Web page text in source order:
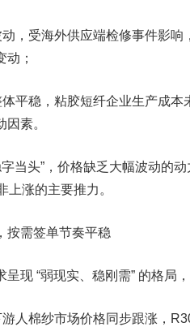
，受海外供应端检修事件影响
；
平稳，粘胶短纤企业生产成本
素。
当头”，价格缺乏大幅波动的
上涨的主要推力。
按需签单节奏平稳
现 “弱现实、稳刚需” 的格局
人棉纱市场价格同步跟涨，